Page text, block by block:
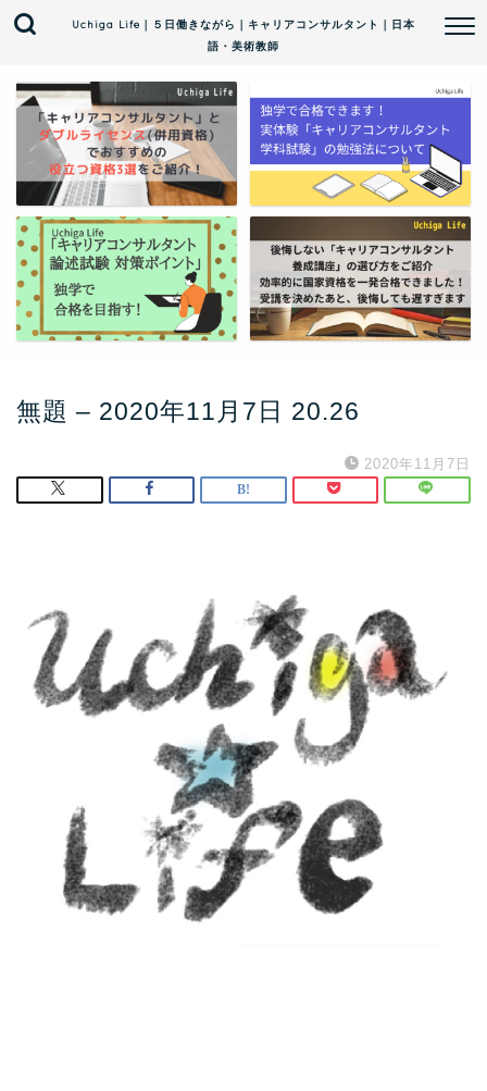
Uchiga Life｜５日働きながら｜キャリアコンサルタント｜日本
語・美術教師
無題 – 2020年11月7日 20.26
2020年11月7日